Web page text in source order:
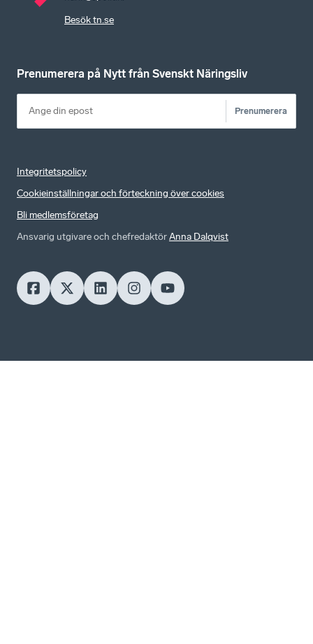
Besök tn.se
Prenumerera på Nytt från Svenskt Näringsliv
Prenumerera
Integritetspolicy
Cookieinställningar och förteckning över cookies
Bli medlemsföretag
Ansvarig utgivare och chefredaktörAnna Dalqvist